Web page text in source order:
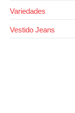
Variedades
Vestido Jeans